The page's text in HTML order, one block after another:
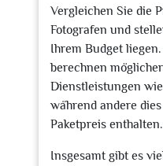
Vergleichen Sie die
Fotografen und
Ihrem Budget
berechnen
Dienstleistungen
während andere
Paketpreis enthalten.
Insgesamt gibt es